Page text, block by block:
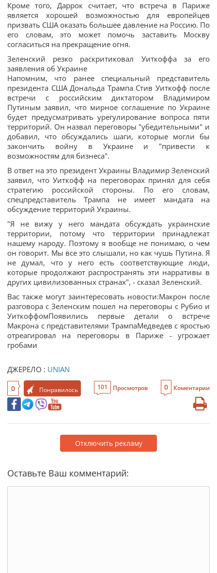
Кроме того, Даррок считает, что встреча в Париже
является хорошей возможностью для европейцев
призвать США оказать большее давление на Россию. По
его словам, это может помочь заставить Москву
согласиться на прекращение огня.
Зеленский резко раскритиковал Уиткоффа за его
заявления об Украине
Напомним, что ранее специальный представитель
президента США Дональда Трампа Стив Уиткофф после
встречи с российским диктатором Владимиром
Путиным заявил, что мирное соглашение по Украине
будет предусматривать урегулирование вопроса пяти
территорий. Он назвал переговоры "убедительными" и
добавил, что обсуждались шаги, которые могли бы
закончить войну в Украине и "привести к
возможностям для бизнеса".
В ответ на это президент Украины Владимир Зеленский
заявил, что Уиткофф на переговорах принял для себя
стратегию российской стороны. По его словам,
спецпредставитель Трампа не имеет мандата на
обсуждение территорий Украины.
"Я не вижу у него мандата обсуждать украинские
территории, потому что территории принадлежат
нашему народу. Поэтому я вообще не понимаю, о чем
он говорит. Мы все это слышали, но как чушь Путина. Я
не думал, что у него есть соответствующие люди,
которые продолжают распространять эти нарративы в
других цивилизованных странах", - сказал Зеленский.
Вас также могут заинтересовать новости:Макрон после
разговора с Зеленским пошел на переговоры с Рубио и
УиткоффомПоявились первые детали о встрече
Макрона с представителями ТрампаМедведев с яростью
отреагировал на переговоры в Париже - угрожает
гробами
ДЖЕРЕЛО : UNIAN
0 Понравилось 101 Просмотров 0 Коментарии
Отключить рекламу
Оставьте Ваш комментарий: